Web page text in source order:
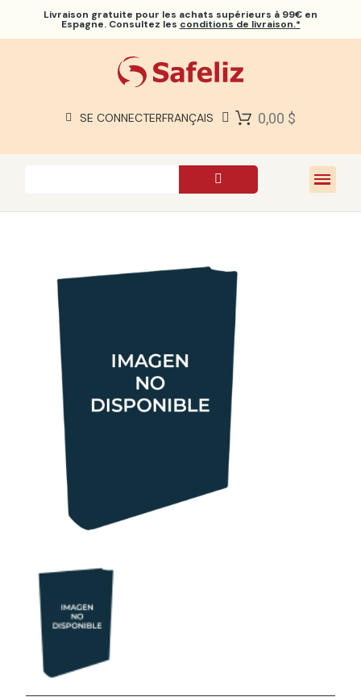
Livraison gratuite pour les achats supérieurs à 99€ en
Espagne. Consultez les conditions de livraison.*
SE CONNECTERFRANÇAIS 0,00 $
À PROPOS DE NOUS